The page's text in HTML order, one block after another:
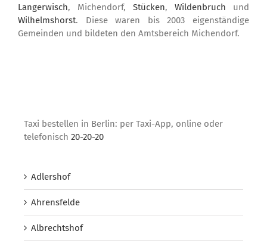
Langerwisch, Michendorf, Stücken, Wildenbruch und
Wilhelmshorst. Diese waren bis 2003 eigenständige
Gemeinden und bildeten den Amtsbereich Michendorf.
Taxi bestellen in Berlin: per Taxi-App, online oder
telefonisch 20-20-20
Adlershof
Ahrensfelde
Albrechtshof